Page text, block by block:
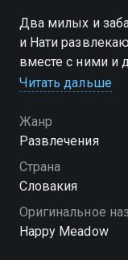
Два милых и
и Нати
вместе с ними и
медведь и белка.
Читать дальше
Жанр
Развлечения
Страна
Словакия
Оригинальное
Happy Meadow